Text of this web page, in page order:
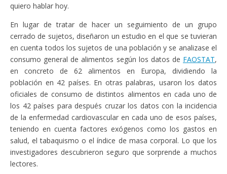
quiero hablar hoy.
En lugar de tratar de hacer un seguimiento de un grupo
cerrado de sujetos, diseñaron un estudio en el que se tuvieran
en cuenta todos los sujetos de una población y se analizase el
consumo general de alimentos según los datos de FAOSTAT,
en concreto de 62 alimentos en Europa, dividiendo la
población en 42 países. En otras palabras, usaron los datos
oficiales de consumo de distintos alimentos en cada uno de
los 42 países para después cruzar los datos con la incidencia
de la enfermedad cardiovascular en cada uno de esos países,
teniendo en cuenta factores exógenos como los gastos en
salud, el tabaquismo o el índice de masa corporal. Lo que los
investigadores descubrieron seguro que sorprende a muchos
lectores.